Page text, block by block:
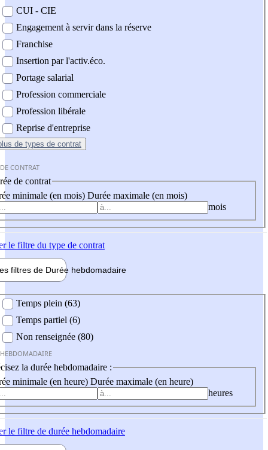
CUI - CIE
Engagement à servir dans la réserve
Franchise
Insertion par l'activ.éco.
Portage salarial
Profession commerciale
Profession libérale
Reprise d'entreprise
de types de contrat
CONTRAT
de contrat
minimale (en mois) Durée maximale (en mois)
mois
le filtre du type de contrat
filtres de Durée hebdomadaire
Temps plein (63)
Temps partiel (6)
Non renseignée (80)
la durée hebdomadaire :
minimale (en heure) Durée maximale (en heure)
heures
le filtre de durée hebdomadaire